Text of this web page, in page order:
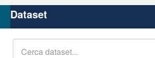
Organizzazioni
Gruppi
Dataset